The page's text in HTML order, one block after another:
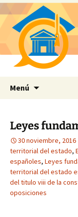
Menú
Leyes
30 noviembre, 2016
territorial del estado,
españoles, Leyes
territorial del estado
del titulo viii de la
oposiciones